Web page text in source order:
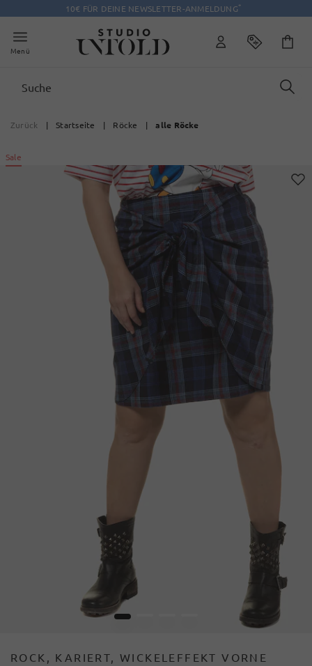
10€ FÜR DEINE NEWSLETTER-ANMELDUNG*
Menü
Zurück | Startseite | Röcke | alle Röcke
Sale
1
ROCK, KARIERT, WICKELEFFEKT VORNE